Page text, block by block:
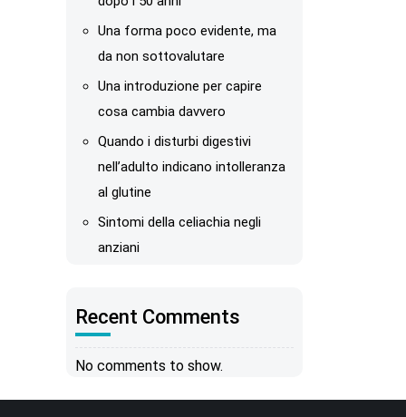
Una forma poco evidente, ma
da non sottovalutare
Una introduzione per capire
cosa cambia davvero
Quando i disturbi digestivi
nell’adulto indicano intolleranza
al glutine
Sintomi della celiachia negli
anziani
Recent Comments
No comments to show.